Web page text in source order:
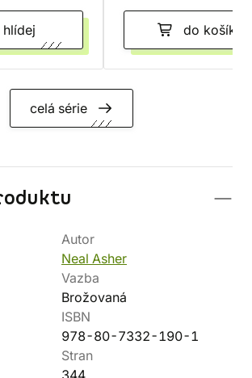
hlídej do košíku
celá série
Autor
Neal Asher
Vazba
Brožovaná
ISBN
978-80-7332-190-1
Stran
344